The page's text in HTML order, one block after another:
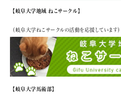
【岐阜大学地域 ねこサークル】
（岐阜大学ねこサークルの活動を応援しています）
【岐阜大学馬術部】